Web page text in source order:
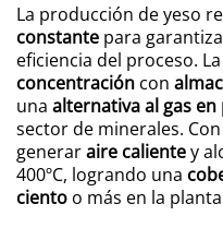
La producción de yeso
constante para
eficiencia del proceso. La
concentración con
una alternativa al gas
sector de minerales.
generaraire calientey
400ºC, logrando una
ciento o más en la